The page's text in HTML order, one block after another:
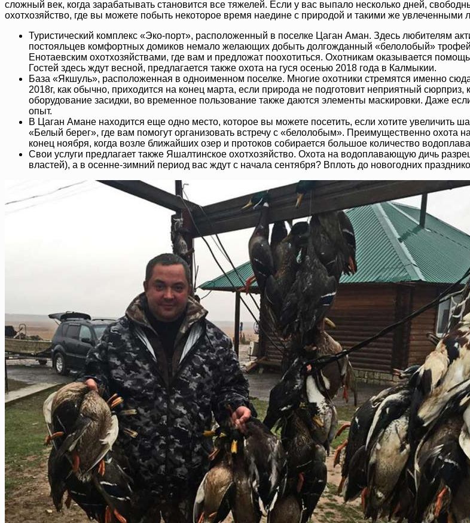
сложный век, когда зарабатывать становится все тяжелей. Если у вас выпало несколько дней,
охотхозяйство, где вы можете побыть некоторое время наедине с природой и такими же
Туристический комплекс «Эко-порт», расположенный в поселке Цаган Аман. Здесь любителям
постояльцев комфортных домиков немало желающих добыть долгожданный «белолобый»
Енотаевским охотхозяйствами, где вам и предложат поохотиться. Охотникам оказывается
Гостей здесь ждут весной, предлагается также охота на гуся осенью 2018 года в Калмыкии.
База «Якшуль», расположенная в одноименном поселке. Многие охотники стремятся именно
2018г, как обычно, приходится на конец марта, если природа не подготовит неприятный
оборудование засидки, во временное пользование также даются элементы маскировки. Даже
опыт.
В Цаган Амане находится еще одно место, которое вы можете посетить, если хотите увеличить
«Белый берег», где вам помогут организовать встречу с «белолобым». Преимущественно охота
конец ноября, когда возле ближайших озер и протоков собирается большое количество
Свои услуги предлагает также Яшалтинское охотхозяйство. Охота на водоплавающую дичь
властей), а в осенне-зимний период вас ждут с начала сентября? Вплоть до новогодних